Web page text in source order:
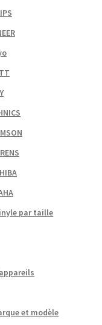
par taille
et modèle